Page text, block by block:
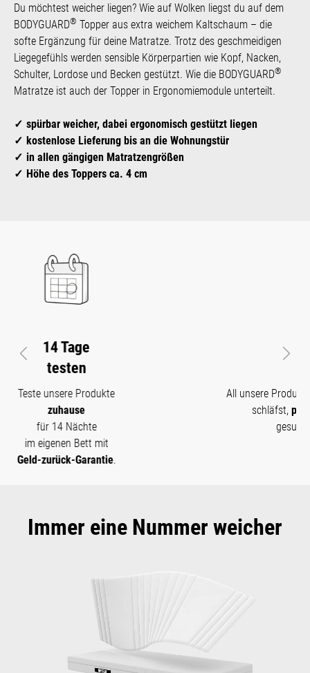
Du möchtest weicher liegen? Wie auf Wolken liegst du auf dem
BODYGUARD® Topper aus extra weichem Kaltschaum – die
softe Ergänzung für deine Matratze. Trotz des geschmeidigen
Liegegefühls werden sensible Körperpartien wie Kopf, Nacken,
Schulter, Lordose und Becken gestützt. Wie die BODYGUARD®
Matratze ist auch der Topper in Ergonomiemodule unterteilt.
spürbar weicher, dabei ergonomisch gestützt liegen
kostenlose Lieferung bis an die Wohnungstür
in allen gängigen Matratzengrößen
Höhe des Toppers ca. 4 cm
All unsere Produkte, mit denen du in engem Hautkontakt
schläfst,
gesundheitliche Unbedenklichkeit.
Vorheriges
Immer eine Nummer weicher